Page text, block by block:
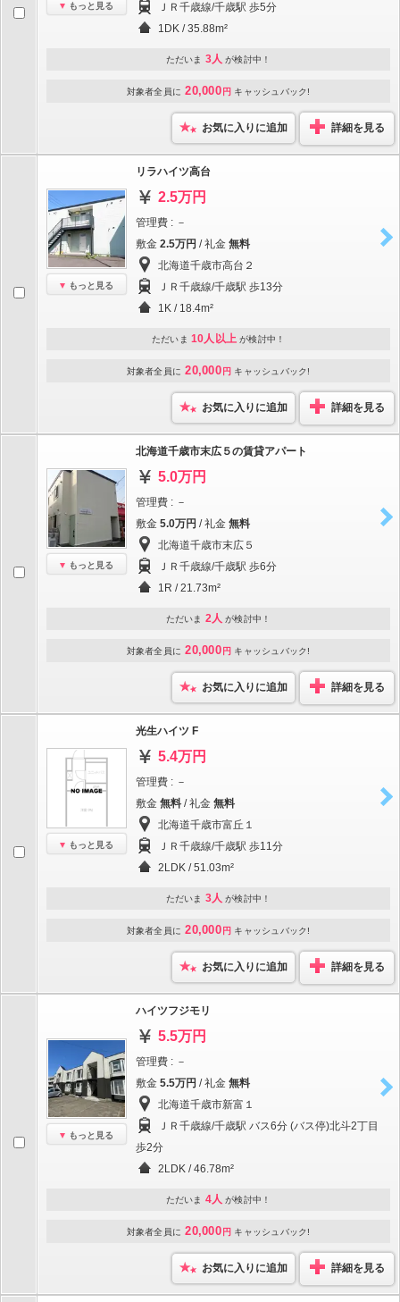
もっと見る
ＪＲ千歳線/千歳駅 歩5分
1DK / 35.88m²
ただいま 3人 が検討中！
対象者全員に 20,000 円 キャッシュバック!
お気に入りに追加 詳細を見る
もっと見る
リラハイツ高台
2.5万円
管理費 : －
敷金 2.5万円 / 礼金 無料
北海道千歳市高台２
ＪＲ千歳線/千歳駅 歩13分
1K / 18.4m²
ただいま 10人以上 が検討中！
対象者全員に 20,000 円 キャッシュバック!
お気に入りに追加 詳細を見る
もっと見る
北海道千歳市末広５の賃貸アパート
5.0万円
管理費 : －
敷金 5.0万円 / 礼金 無料
北海道千歳市末広５
ＪＲ千歳線/千歳駅 歩6分
1R / 21.73m²
ただいま 2人 が検討中！
対象者全員に 20,000 円 キャッシュバック!
お気に入りに追加 詳細を見る
もっと見る
光生ハイツ F
5.4万円
管理費 : －
敷金 無料 / 礼金 無料
北海道千歳市富丘１
ＪＲ千歳線/千歳駅 歩11分
2LDK / 51.03m²
ただいま 3人 が検討中！
対象者全員に 20,000 円 キャッシュバック!
お気に入りに追加 詳細を見る
もっと見る
ハイツフジモリ
5.5万円
管理費 : －
敷金 5.5万円 / 礼金 無料
北海道千歳市新富１
ＪＲ千歳線/千歳駅 バス6分 (バス停)北斗2丁目
歩2分
2LDK / 46.78m²
ただいま 4人 が検討中！
対象者全員に 20,000 円 キャッシュバック!
お気に入りに追加 詳細を見る